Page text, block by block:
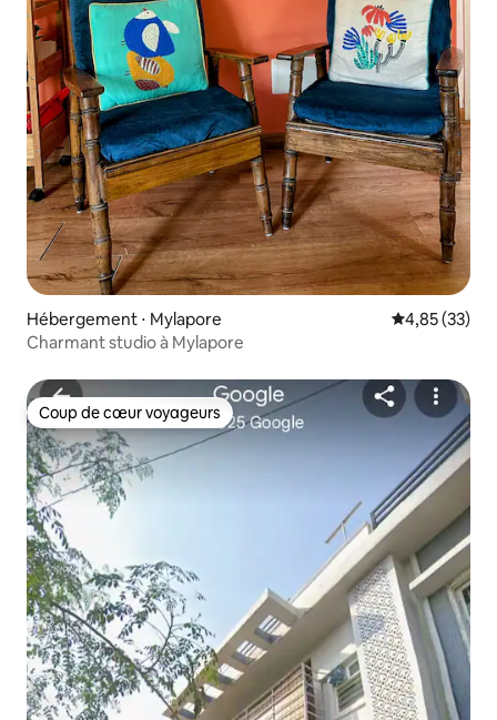
Hébergement ⋅ Mylapore Évaluation
4,85 (33)
Charmant studio à Mylapore
Coup de cœur voyageurs
Coup de cœur voyageurs